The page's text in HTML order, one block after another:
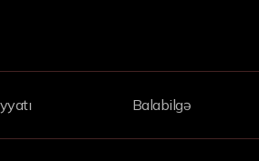
Balabilgə